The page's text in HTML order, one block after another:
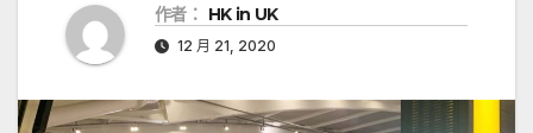
作者： HK in UK
12 月 21, 2020